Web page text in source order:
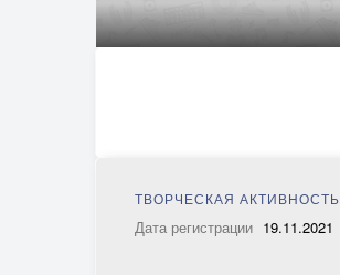
ТВОРЧЕСКАЯ АКТИВНОСТЬ
Дата регистрации 19.11.2021